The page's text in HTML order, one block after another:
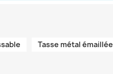
Tasse métal émaillée